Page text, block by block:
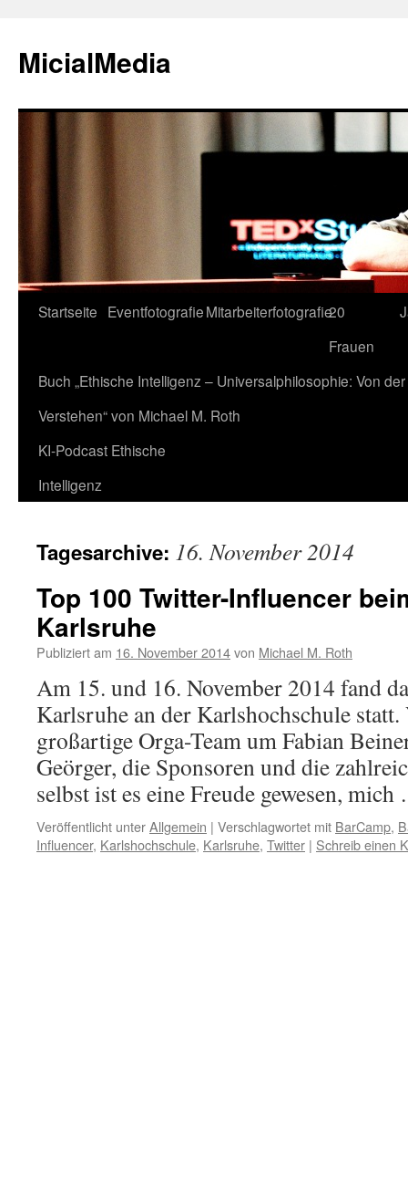
MicialMedia
Zum
springen
Startseite EventfotografieMitarbeiterfotografie20
Frauen
Buch „Ethische Intelligenz – Universalphilosophie: Von
Verstehen“ von Michael M. Roth
KI-Podcast Ethische
Intelligenz
Tagesarchive: 16. November 2014
Top 100 Twitter-Influencer
Karlsruhe
Publiziert am 16. November 2014von Michael M. Roth
Am 15. und 16. November 2014 fand
Karlsruhe an der Karlshochschule
großartige Orga-Team um Fabian
Geörger, die Sponsoren und die
selbst ist es eine Freude gewesen,
Veröffentlicht unterAllgemein | Verschlagwortet mit BarCamp,
Influencer, Karlshochschule, Karlsruhe, Twitter | Schreib einen